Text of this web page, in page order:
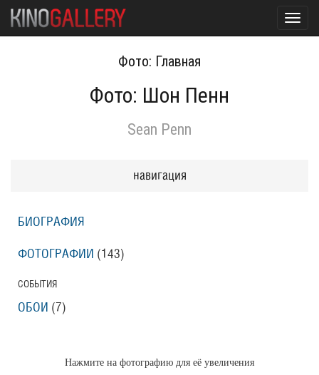
Фото: Главная
Фото: Шон Пенн
Sean Penn
Нажмите на фотографию для её увеличения
навигация
БИОГРАФИЯ
ФОТОГРАФИИ (143)
СОБЫТИЯ
ОБОИ (7)